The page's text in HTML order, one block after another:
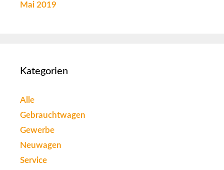
Mai 2019
Kategorien
Alle
Gebrauchtwagen
Gewerbe
Neuwagen
Service